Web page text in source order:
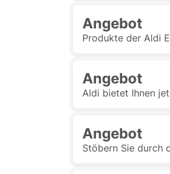
Angebot
Produkte der Aldi
Angebot
Aldi bietet Ihnen
Angebot
Stöbern Sie durch